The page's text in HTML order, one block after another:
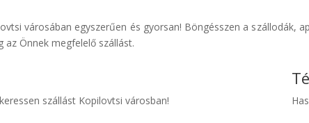
városában egyszerűen és gyorsan! Böngésszen a szállodák,
Önnek megfelelő szállást.
szállást Kopilovtsi városban!